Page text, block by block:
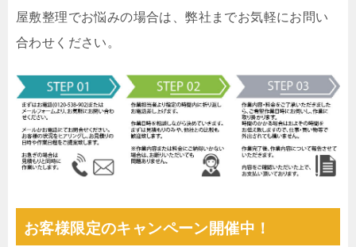
屋敷整理でお悩みの場合は、弊社までお気軽にお問い
合わせください。
お客様限定のキャンペーン開催中！